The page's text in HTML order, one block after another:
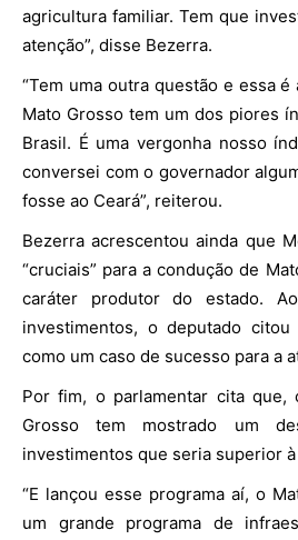
agricultura familiar. Tem que
atenção”, disse Bezerra.
“Tem uma outra questão e essa
Mato Grosso tem um dos piores
Brasil. É uma vergonha nosso
conversei com o governador
fosse ao Ceará”, reiterou.
Bezerra acrescentou ainda que
“cruciais” para a condução de
caráter produtor do estado.
investimentos, o deputado
como um caso de sucesso para a
Por fim, o parlamentar cita que,
Grosso tem mostrado um
investimentos que seria superior à
“E lançou esse programa aí, o
um grande programa de